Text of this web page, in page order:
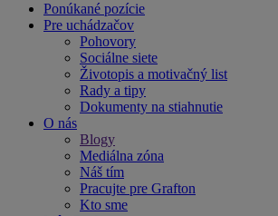
Ponúkané pozície
Pre uchádzačov
Pohovory
Sociálne siete
Životopis a motivačný list
Rady a tipy
Dokumenty na stiahnutie
O nás
Blogy
Mediálna zóna
Náš tím
Pracujte pre Grafton
Kto sme